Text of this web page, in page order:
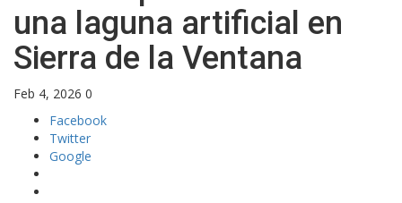
una laguna artificial en
Sierra de la Ventana
Feb 4, 2026 0
Facebook
Twitter
Google